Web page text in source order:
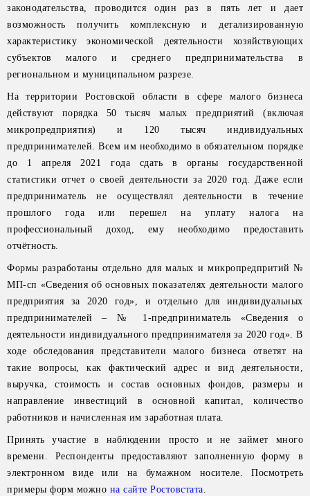
законодательства, проводится один раз в пять лет и дает
возможность получить комплексную и детализированную
характеристику экономической деятельности хозяйствующих
субъектов малого и среднего предпринимательства в
региональном и муниципальном разрезе.
На территории Ростовской области в сфере малого бизнеса
действуют порядка 50 тысяч малых предприятий (включая
микропредприятия) и 120 тысяч индивидуальных
предпринимателей. Всем им необходимо в обязательном порядке
до 1 апреля 2021 года сдать в органы государственной
статистики отчет о своей деятельности за 2020 год. Даже если
предприниматель не осуществлял деятельности в течение
прошлого года или перешел на уплату налога на
профессиональный доход, ему необходимо предоставить
отчётность.
Формы разработаны отдельно для малых и микропредпритий №
МП-сп «Сведения об основных показателях деятельности малого
предприятия за 2020 год», и отдельно для индивидуальных
предпринимателей – № 1-предприниматель «Сведения о
деятельности индивидуального предпринимателя за 2020 год». В
ходе обследования представители малого бизнеса ответят на
такие вопросы, как фактический адрес и вид деятельности,
выручка, стоимость и состав основных фондов, размеры и
направление инвестиций в основной капитал, количество
работников и начисленная им заработная плата.
Принять участие в наблюдении просто и не займет много
времени. Респонденты предоставляют заполненную форму в
электронном виде или на бумажном носителе. Посмотреть
примеры форм можно на сайте Ростовстата.